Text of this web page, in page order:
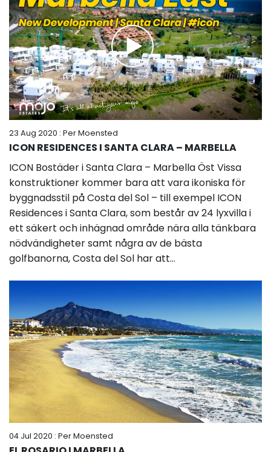
23 Aug 2020 : Per Moensted
ICON RESIDENCES I SANTA CLARA – MARBELLA
ICON Bostäder i Santa Clara – Marbella Öst Vissa
konstruktioner kommer bara att vara ikoniska för
byggnadsstil på Costa del Sol – till exempel ICON
Residences i Santa Clara, som består av 24 lyxvilla i
ett säkert och inhägnad område nära alla tänkbara
nödvändigheter samt några av de bästa
golfbanorna, Costa del Sol har att...
04 Jul 2020 : Per Moensted